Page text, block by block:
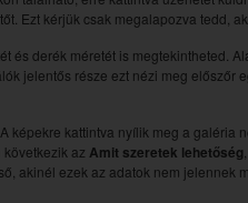
Ezt kérjük csak megalapozva tedd,
derék méretét is megtekintheted.
jelentős része ezt nézi meg előszőr
kattintva nyílik meg a galéria
az Amit szeretek lehetőség
akinél ezek az adatok nem jelennek